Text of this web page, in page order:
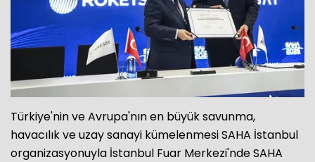
Türkiye'nin ve Avrupa'nın en büyük savunma,
havacılık ve uzay sanayi kümelenmesi SAHA İstanbul
organizasyonuyla İstanbul Fuar Merkezi'nde SAHA